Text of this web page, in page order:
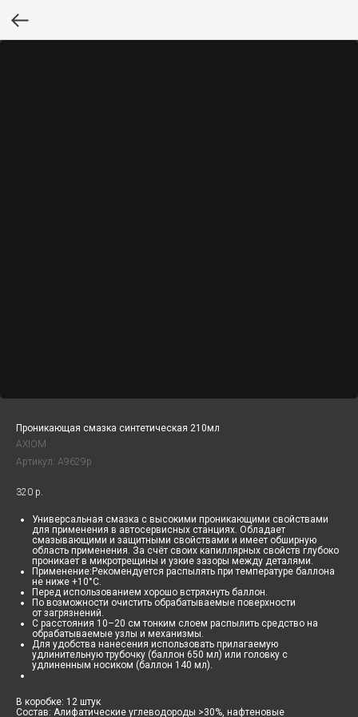
Проникающая смазка синтетическая 210мл
AXIOM
Артикул: A9629p
320 р.
Универсальная смазка с высокими проникающими свойствами
для применения в автосервисных станциях. Обладает
смазывающими и защитными свойствами и имеет обширную
область применения. За счёт своих капиллярных свойств глубоко
проникает в микротрещины и узкие зазоры между деталями.
Применение:Рекомендуется распылять при температуре баллона
не ниже +10°С.
Перед использованием хорошо встряхнуть баллон.
По возможности очистить обрабатываемые поверхности
от загрязнений.
С расстояния 10–20 см тонким слоем распылить средство на
обрабатываемые узлы и механизмы.
Для удобства нанесения использовать прилагаемую
удлинительную трубочку (баллон 650 мл) или головку с
удлиненным носиком (баллон 140 мл).
В коробке: 12 штук
Состав: Алифатические углеводороды >30%, нафтеновые